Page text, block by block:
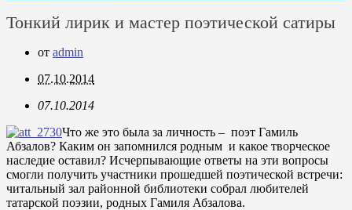
Тонкий лирик и мастер поэтической сатиры
от admin
07.10.2014
07.10.2014
Что же это была за личность – поэт Гамиль
Абзалов? Каким он запомнился родным и какое творческое
наследие оставил? Исчерпывающие ответы на эти вопросы
смогли получить участники прошедшей поэтической встречи:
читальный зал районной библиотеки собрал любителей
татарской поэзии, родных Гамиля Абзалова.